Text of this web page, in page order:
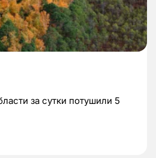
за сутки потушили 5